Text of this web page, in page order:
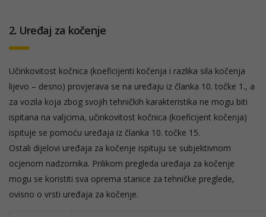
2. Uređaj za kočenje
Učinkovitost kočnica (koeficijenti kočenja i razlika sila kočenja
lijevo – desno) provjerava se na uređaju iz članka 10. točke 1., a
za vozila koja zbog svojih tehničkih karakteristika ne mogu biti
ispitana na valjcima, učinkovitost kočnica (koeficijent kočenja)
ispituje se pomoću uređaja iz članka 10. točke 15.
Ostali dijelovi uređaja za kočenje ispituju se subjektivnom
ocjenom nadzornika. Prilikom pregleda uređaja za kočenje
mogu se koristiti sva oprema stanice za tehničke preglede,
ovisno o vrsti uređaja za kočenje.